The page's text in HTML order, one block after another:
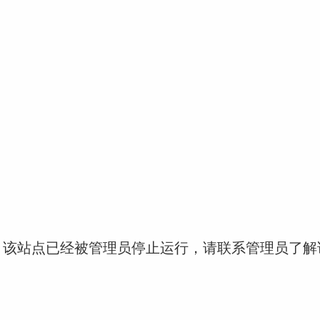
站点已经被管理员停止运行，请联系管理员了